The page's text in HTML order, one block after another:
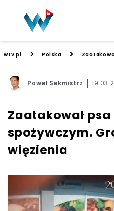
wtv.pl > Polska >
Paweł Sekmistrz
Zaatakował
spożywczym.
więzienia